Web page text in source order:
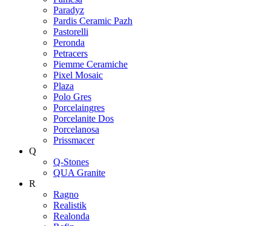
Paradyz
Pardis Ceramic Pazh
Pastorelli
Peronda
Petracers
Piemme Ceramiche
Pixel Mosaic
Plaza
Polo Gres
Porcelaingres
Porcelanite Dos
Porcelanosa
Prissmacer
Q
Q-Stones
QUA Granite
R
Ragno
Realistik
Realonda